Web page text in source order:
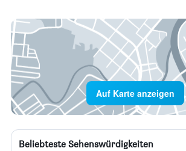
Auf Karte anzeigen
Beliebteste Sehenswürdigkeiten